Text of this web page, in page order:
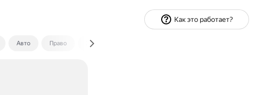
Авто Право Экономика и финансы
Как это работает?